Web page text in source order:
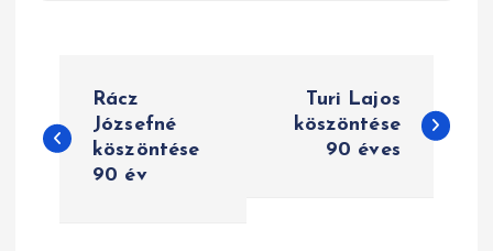
e
Rácz
Józsefné
köszöntése
90 év
Turi Lajos
köszöntése
90 éves